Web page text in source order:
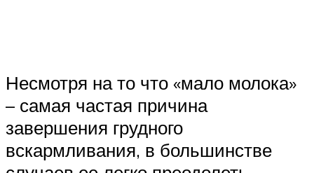
Несмотря на то что «мало молока»
– самая частая причина
завершения грудного
вскармливания, в большинстве